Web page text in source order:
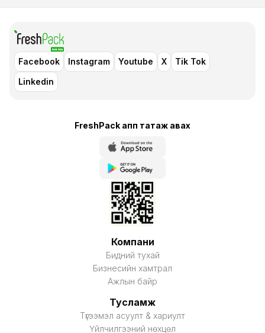
Facebook Instagram Youtube X
Tik Tok
Linkedin
FreshPack апп татаж авaх
Компани
Бидний тухай
Бизнесийн хамтрал
Ажлын байр
Тусламж
Түгээмэл асуулт & хариулт
Үйлчилгээний нөхцөл